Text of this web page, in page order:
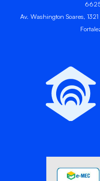
Av. Washington Soares,